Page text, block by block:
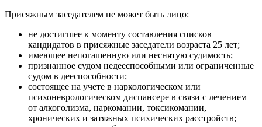
Присяжным заседателем не может быть лицо:
не достигшее к моменту составления списков
кандидатов в присяжные заседатели возраста 25 лет;
имеющее непогашенную или неснятую судимость;
признанное судом недееспособными или ограниченные
судом в дееспособности;
состоящее на учете в наркологическом или
психоневрологическом диспансере в связи с лечением
от алкоголизма, наркомании, токсикомании,
хронических и затяжных психических расстройств;